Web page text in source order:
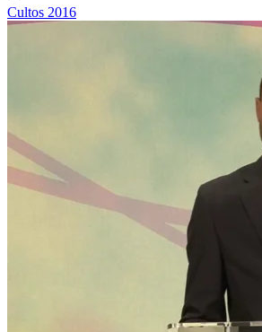
Cultos 2016